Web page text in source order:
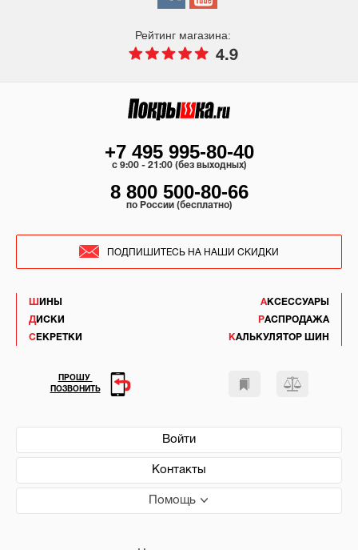
Рейтинг магазина:
4.9
ШИНЫ
ДИСКИ
СЕКРЕТКИ
АКСЕССУАРЫ
РАСПРОДАЖА
КАЛЬКУЛЯТОР ШИН
Войти
Контакты
Помощь
+7 495 995-80-40
c 9:00 - 21:00 (без выходных)
8 800 500-80-66
по России (бесплатно)
ПОДПИШИТЕСЬ НА НАШИ СКИДКИ
ПРОШУ
ПОЗВОНИТЬ